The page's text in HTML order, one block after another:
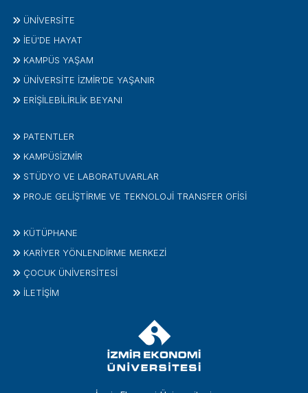
ÜNIVERSITE
İEÜ'DE HAYAT
KAMPÜS YAŞAM
ÜNİVERSİTE İZMİR'DE YAŞANIR
ERİŞİLEBİLİRLİK BEYANI
PATENTLER
KAMPÜSİZMIR
STÜDYO VE LABORATUVARLAR
PROJE GELIŞTIRME VE TEKNOLOJI TRANSFER OFISI
KÜTÜPHANE
KARİYER YÖNLENDİRME MERKEZİ
ÇOCUK ÜNIVERSITESI
İLETIŞIM